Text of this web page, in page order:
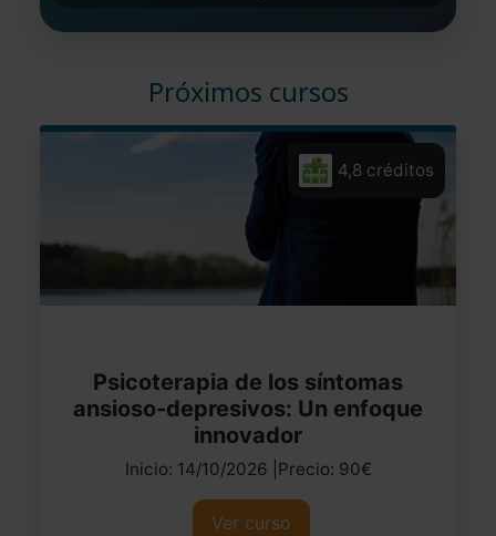
Próximos cursos
4,8 créditos
Psicoterapia de los síntomas
ansioso-depresivos: Un enfoque
innovador
Inicio: 14/10/2026 |Precio: 90€
Ver curso